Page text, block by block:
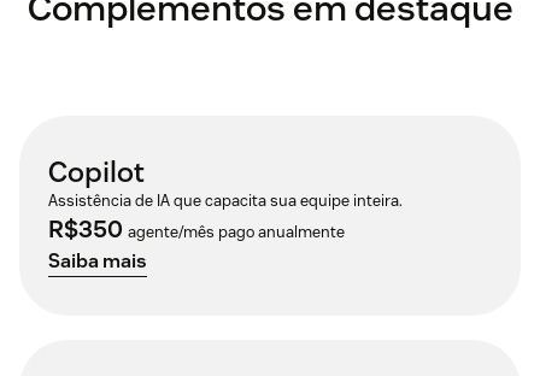
Copilot
Assistência de IA que capacita sua equipe inteira.
R$350 agente/mês pago anualmente
Saiba mais